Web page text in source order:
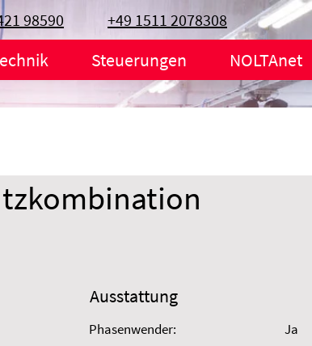
Steuerungen NOLTAnet
98590 +49 1511 2078308
Ausstattung
Phasenwender:
Ja